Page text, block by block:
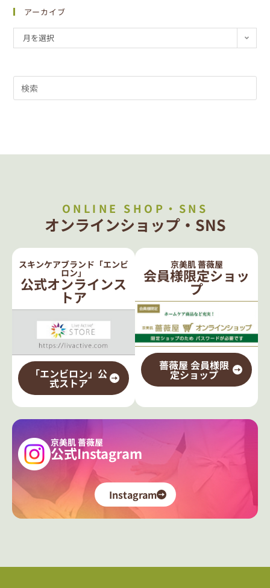
アーカイブ
月を選択
ONLINE SHOP・SNS
オンラインショップ・SNS
スキンケアブランド「エンビ
ロン」
公式オンラインス
トア
「エンビロン」公
式ストア
京美肌 薔薇屋
会員様限定ショッ
プ
薔薇屋 会員様限
定ショップ
京美肌 薔薇屋
公式Instagram
Instagram